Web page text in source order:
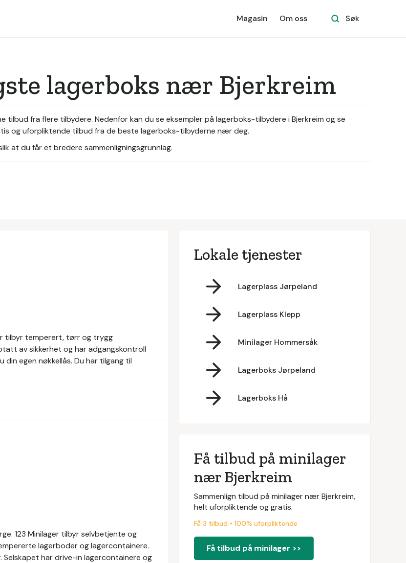
Magasin Om oss Søk
lagerboks nær Bjerkreim
tilbud fra flere tilbydere. Nedenfor kan du se eksempler på lagerboks-tilbydere i Bjerkreim og se
og uforpliktende tilbud fra de beste lagerboks-tilbyderne nær deg.
at du får et bredere sammenligningsgrunnlag.
tilbyr temperert, tørr og trygg
av sikkerhet og har adgangskontroll
egen nøkkellås. Du har tilgang til
123 Minilager tilbyr selvbetjente og
lagerboder og lagercontainere.
har drive-in lagercontainere og
Lokale tjenester
Lagerplass Jørpeland
Lagerplass Klepp
Minilager Hommersåk
Lagerboks Jørpeland
Lagerboks Hå
Få tilbud på minilager
nær Bjerkreim
Sammenlign tilbud på minilager nær Bjerkreim,
helt uforpliktende og gratis.
Få 3 tilbud • 100% uforpliktende
Få tilbud på minilager >>